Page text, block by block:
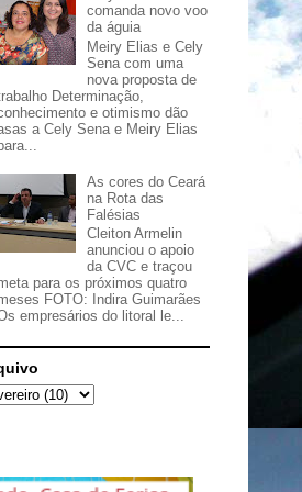
comanda novo voo
da águia
Meiry Elias e Cely
Sena com uma
nova proposta de
Determinação,
e otimismo dão
a Cely Sena e Meiry Elias
As cores do Ceará
na Rota das
Falésias
Cleiton Armelin
anunciou o apoio
da CVC e traçou
para os próximos quatro
FOTO: Indira Guimarães
empresários do litoral le...